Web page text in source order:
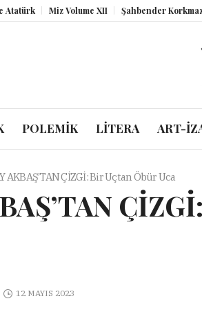
Volume XII Şahbender Korkmaz:
POLEMİK LİTERA ART-
AKBAŞ’TAN ÇİZGİ: Bir Uçtan Öbür Uca
12 MAYIS 2023